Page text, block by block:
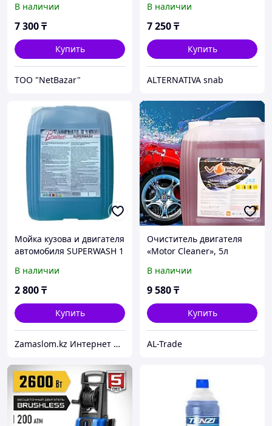
В наличии
7 300₸
Купить
ТОО "NetBazar"
В наличии
7 250₸
Купить
ALTERNATIVA snab
Мойка кузова и двигателя
автомобиля SUPERWASH 1
В наличии
2 800₸
Купить
Zamaslom.kz Интернет магазин.
Очиститель двигателя
«Motor Cleaner», 5л
В наличии
9 580₸
Купить
AL-Trade